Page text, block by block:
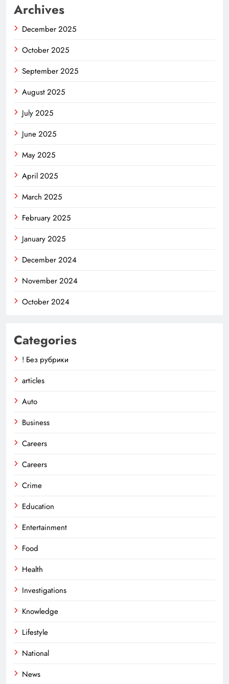
Archives
December 2025
October 2025
September 2025
August 2025
July 2025
June 2025
May 2025
April 2025
March 2025
February 2025
January 2025
December 2024
November 2024
October 2024
Categories
! Без рубрики
articles
Auto
Business
Careers
Careers
Crime
Education
Entertainment
Food
Health
Investigations
Knowledge
Lifestyle
National
News